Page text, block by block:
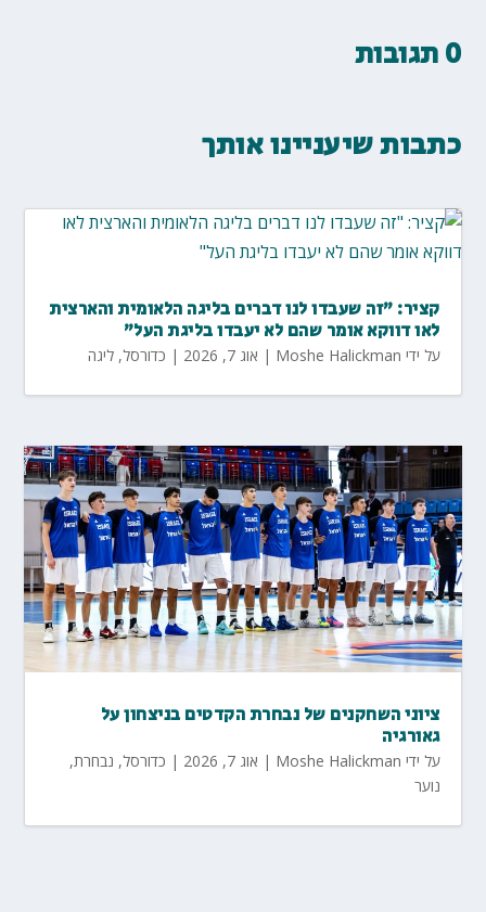
0 תגובות
כתבות שיעניינו אותך
קציר: "זה שעבדו לנו דברים בליגה הלאומית והארצית
לאו דווקא אומר שהם לא יעבדו בליגת העל"
על ידי Moshe Halickman
| אוג 7, 2026 | כדורסל,ליגה
ציוני השחקנים של נבחרת הקדטים בניצחון על
גאורגיה
על ידי Moshe Halickman
| אוג 7, 2026 | כדורסל, נבחרת,
נוער